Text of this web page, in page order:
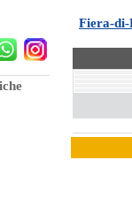
Fiera-di-